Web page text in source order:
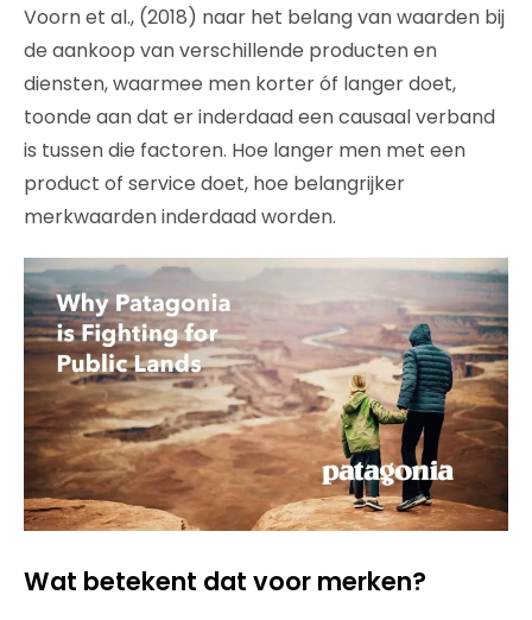
Voorn et al., (2018) naar het belang van waarden bij
de aankoop van verschillende producten en
diensten, waarmee men korter óf langer doet,
toonde aan dat er inderdaad een causaal verband
is tussen die factoren. Hoe langer men met een
product of service doet, hoe belangrijker
merkwaarden inderdaad worden.
Wat betekent dat voor merken?